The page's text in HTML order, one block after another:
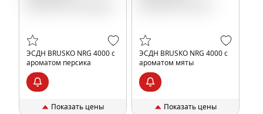
ЭСДН BRUSKO NRG 4000 с
ароматом персика
Показать цены
ЭСДН BRUSKO NRG 4000 с
ароматом мяты
Показать цены